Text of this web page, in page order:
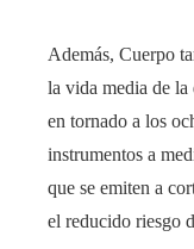
Además, Cuerpo
la vida media de la
en tornado a los
instrumentos a
que se emiten a
el reducido riesgo